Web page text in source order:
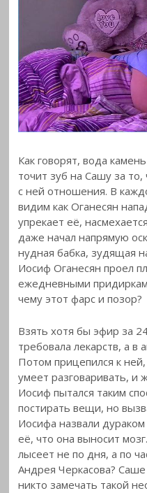
Как говорят, вода
точит зуб на Сашу за
с ней отношения. В
видим как Оганесян
упрекает её,
даже начал напрямую
нудная бабка, зудящая
Иосиф Оганесян проел
ежедневными
чему этот фарс и позор?
Взять хотя бы эфир за
требовала лекарств, а в
Потом прицепился к
умеет разговаривать, и
Иосиф пытался таким
постирать вещи, но
Иосифа назвали
её, что она выносит
лысеет не по дня, а по
Андрея Черкасова?
никто замечать такой